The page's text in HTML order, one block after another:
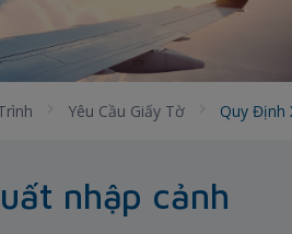
Yêu Cầu Giấy Tờ Quy Định
nhập cảnh